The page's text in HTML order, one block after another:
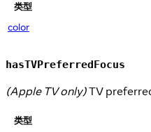
类型
color
hasTVPreferredFocus
(Apple TV only)TV
类型